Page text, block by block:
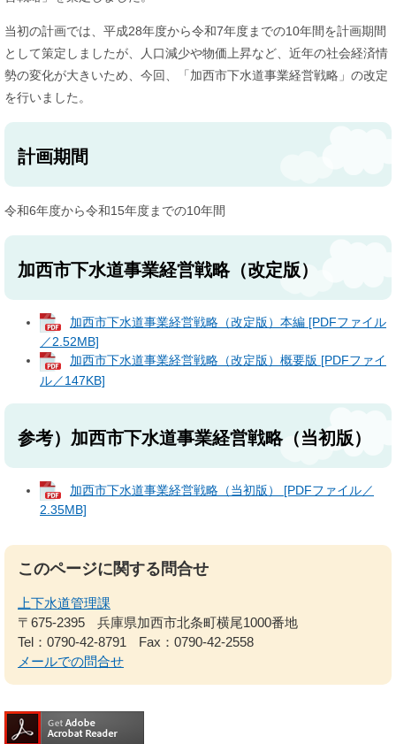
当初の計画では、平成28年度から令和7年度までの10年間を計画期間
として策定しましたが、人口減少や物価上昇など、近年の社会経済情
勢の変化が大きいため、今回、「加西市下水道事業経営戦略」の改定
を行いました。
計画期間
令和6年度から令和15年度までの10年間
加西市下水道事業経営戦略（改定版）
加西市下水道事業経営戦略（改定版）本編 [PDFファイル
／2.52MB]
加西市下水道事業経営戦略（改定版）概要版 [PDFファイ
ル／147KB]
参考）加西市下水道事業経営戦略（当初版）
加西市下水道事業経営戦略（当初版） [PDFファイル／
2.35MB]
このページに関する問合せ
上下水道管理課
〒675-2395
兵庫県加西市北条町横尾1000番地
Tel：0790-42-8791
Fax：0790-42-2558
メールでの問合せ